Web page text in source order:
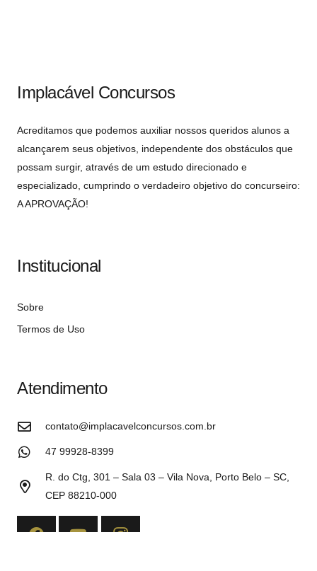
Implacável Concursos
Acreditamos que podemos auxiliar nossos queridos alunos a
alcançarem seus objetivos, independente dos obstáculos que
possam surgir, através de um estudo direcionado e
especializado, cumprindo o verdadeiro objetivo do concurseiro:
A APROVAÇÃO!
Institucional
Sobre
Termos de Uso
Atendimento
contato@implacavelconcursos.com.br
47 99928-8399
R. do Ctg, 301 – Sala 03 – Vila Nova, Porto Belo – SC,
CEP 88210-000